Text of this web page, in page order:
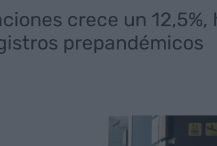
crece un
prepandémicos